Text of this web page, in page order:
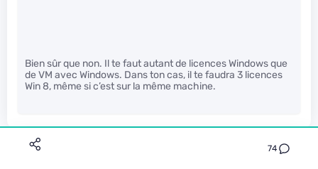
74
Bien sûr que non. Il te faut autant de licences Windows que
de VM avec Windows. Dans ton cas, il te faudra 3 licences
Win 8, même si c’est sur la même machine.